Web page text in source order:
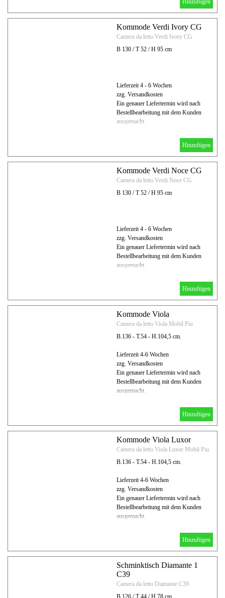
Hinzufügen
Kommode Verdi Ivory CG
Camera da letto Verdi Ivory CG
B 130 / T 52 / H 95 cm
Lieferzeit 4 - 6 Wochen
zzg. Versandkosten
Ein genauer Liefertermin wird nach
Bestellbearbeitung mit dem Kunden
ausgemacht.
Hinzufügen
Kommode Verdi Noce CG
Camera da letto Verdi Noce CG
B 130 / T 52 / H 95 cm
Lieferzeit 4 - 6 Wochen
zzg. Versandkosten
Ein genauer Liefertermin wird nach
Bestellbearbeitung mit dem Kunden
ausgemacht.
Hinzufügen
Kommode Viola
Camera da letto Viola Mobil Piu
B.136 - T.54 - H.104,5 cm.
Lieferzeit 4-6 Wochen
zzg. Versandkosten
Ein genauer Liefertermin wird nach
Bestellbearbeitung mit dem Kunden
ausgemacht.
Hinzufügen
Kommode Viola Luxor
Camera da letto Viola Luxor Mobil Piu
B.136 - T.54 - H.104,5 cm.
Lieferzeit 4-6 Wochen
zzg. Versandkosten
Ein genauer Liefertermin wird nach
Bestellbearbeitung mit dem Kunden
ausgemacht.
Hinzufügen
Schminktisch Diamante 1
C39
Camera da letto Diamante C39
B 126 / T 44 / H 78 cm